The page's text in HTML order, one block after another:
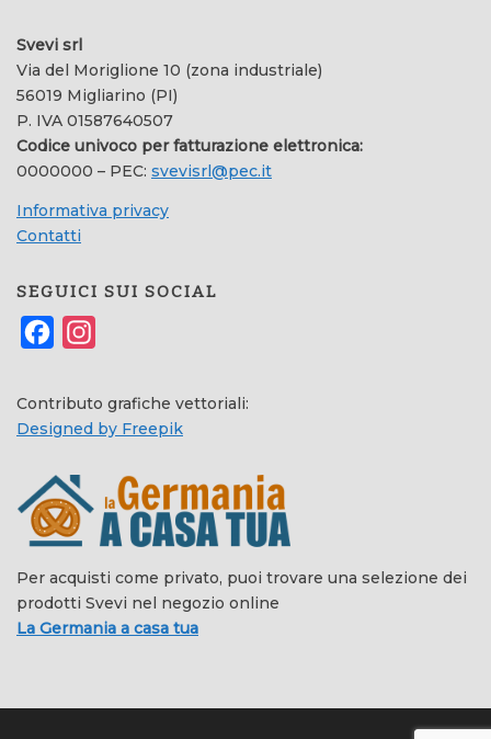
Svevi srl
Via del Moriglione 10 (zona industriale)
56019 Migliarino (PI)
P. IVA 01587640507
Codice univoco per fatturazione elettronica:
0000000 – PEC: svevisrl@pec.it
Informativa privacy
Contatti
SEGUICI SUI SOCIAL
Facebook
Contributo grafiche vettoriali:
Designed by Freepik
Per acquisti come privato, puoi trovare una selezione dei
prodotti Svevi nel negozio online
La Germania a casa tua